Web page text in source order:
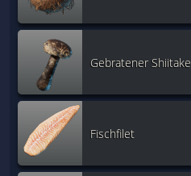
Gebratener Shiitake
Fischfilet